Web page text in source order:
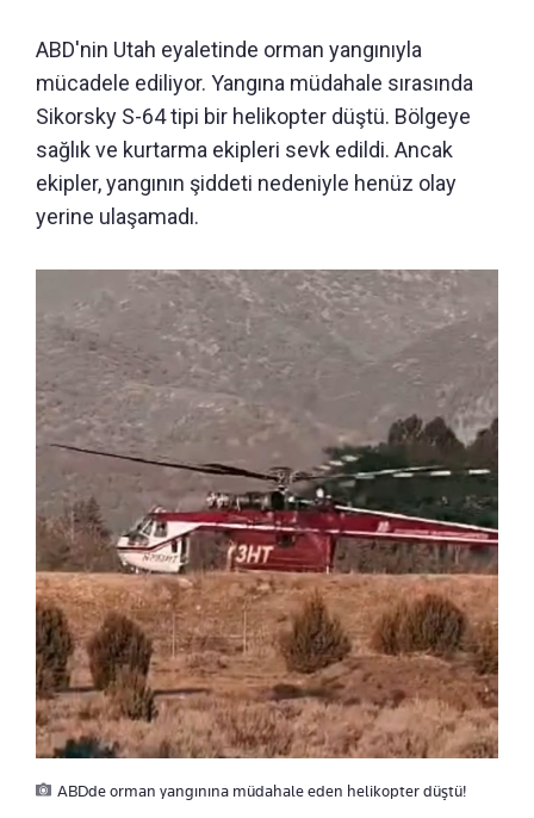
ABD'nin Utah eyaletinde orman yangınıyla
mücadele ediliyor. Yangına müdahale sırasında
Sikorsky S-64 tipi bir helikopter düştü. Bölgeye
sağlık ve kurtarma ekipleri sevk edildi. Ancak
ekipler, yangının şiddeti nedeniyle henüz olay
yerine ulaşamadı.
ABDde orman yangınına müdahale eden helikopter düştü!